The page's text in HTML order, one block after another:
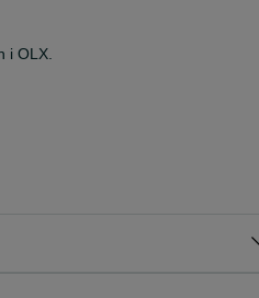
i OLX.